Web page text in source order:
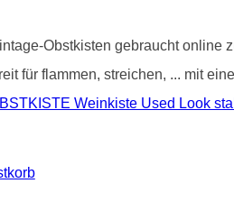
Obstkisten gebraucht
für flammen, streichen, ... mit
Weinkiste Used Look